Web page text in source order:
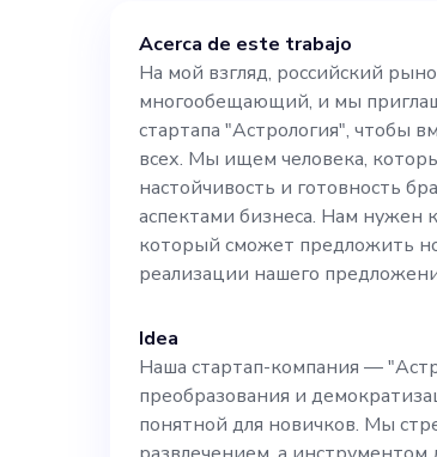
делать
ищем
миссию,
на себя
бизнеса.
Acerca de este trabajo
На мой взгляд, российский
многообещающий, и мы
стартапа "Астрология", чтобы
всех. Мы ищем человека,
настойчивость и готовность
аспектами бизнеса. Нам нужен
который сможет предложить
реализации нашего
Idea
Наша стартап-компания —
преобразования и
понятной для новичков. Мы